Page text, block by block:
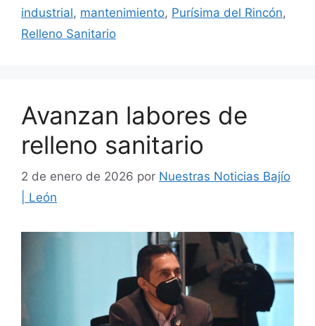
industrial, mantenimiento, Purísima del Rincón,
Relleno Sanitario
Avanzan labores de
relleno sanitario
2 de enero de 2026 por Nuestras Noticias Bajío
| León